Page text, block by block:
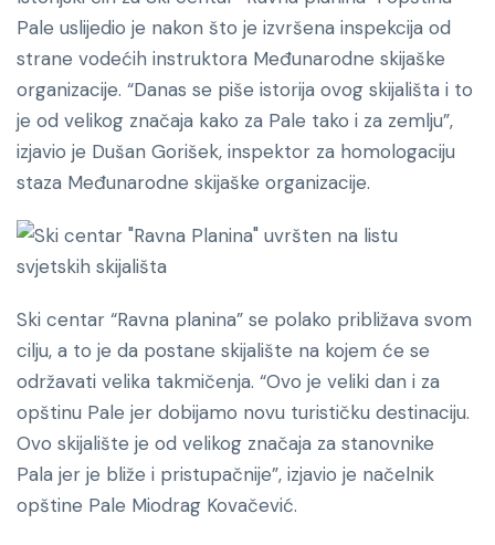
Pale uslijedio je nakon što je izvršena inspekcija od
strane vodećih instruktora Međunarodne skijaške
organizacije. “Danas se piše istorija ovog skijališta i to
je od velikog značaja kako za Pale tako i za zemlju”,
izjavio je Dušan Gorišek, inspektor za homologaciju
staza Međunarodne skijaške organizacije.
Ski centar “Ravna planina” se polako približava svom
cilju, a to je da postane skijalište na kojem će se
održavati velika takmičenja. “Ovo je veliki dan i za
opštinu Pale jer dobijamo novu turističku destinaciju.
Ovo skijalište je od velikog značaja za stanovnike
Pala jer je bliže i pristupačnije”, izjavio je načelnik
opštine Pale Miodrag Kovačević.